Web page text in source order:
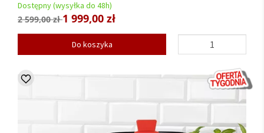
Dostępny (wysyłka do 48h)
2 599,00 zł1 999,00 zł
Do koszyka